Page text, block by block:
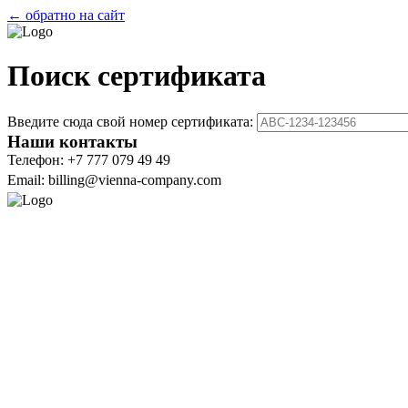
← обратно на сайт
Поиск сертификата
Введите сюда свой номер сертификата:
Наши контакты
Телефон: +7 777 079 49 49
Email: billing@vienna-company.com